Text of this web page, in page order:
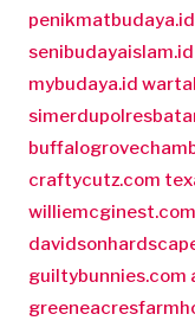
penikmatbudaya.id
senibudayaislam.id
mybudaya.id
craftycutz.com
williemcginest.com
guiltybunnies.com